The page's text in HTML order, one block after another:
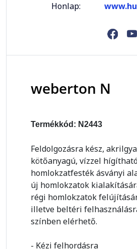
Honlap:
weberton N
Termékkód: N2443
Feldolgozásra kész,
kötőanyagú, vízzel
homlokzatfesték ásványi
új homlokzatok
régi homlokzatok
illetve beltéri
színben elérhető.
- Kézi felhordásra